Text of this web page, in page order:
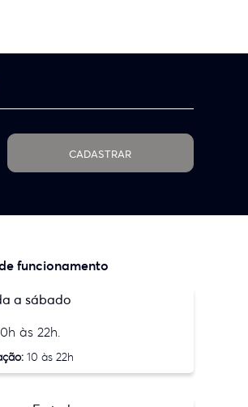
CADASTRAR
funcionamento
a sábado
às 22h.
10 às 22h